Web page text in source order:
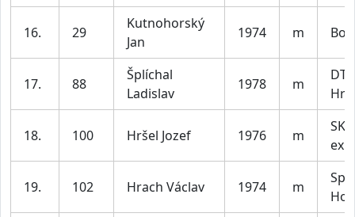
16. 29
Kutnohorský
Jan
1974 m
17. 88
Šplíchal
Ladislav
1978 m
DTJ
18. 100 Hršel Jozef 1976 m
SK
19. 102 Hrach Václav 1974 m